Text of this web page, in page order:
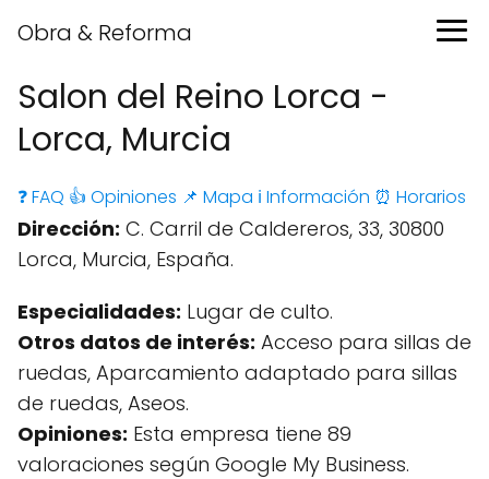
Obra & Reforma
Salon del Reino Lorca -
Lorca, Murcia
❓ FAQ 👍 Opiniones 📌 Mapa ℹ️ Información ⏰ Horarios
Dirección: C. Carril de Caldereros, 33, 30800
Lorca, Murcia, España.
Especialidades: Lugar de culto.
Otros datos de interés: Acceso para sillas de
ruedas, Aparcamiento adaptado para sillas
de ruedas, Aseos.
Opiniones: Esta empresa tiene 89
valoraciones según Google My Business.